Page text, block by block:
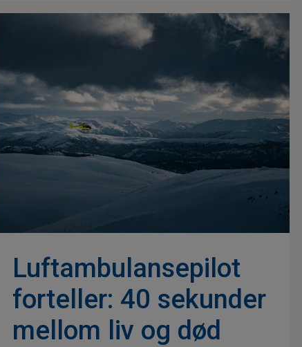
Luftambulansepilot
forteller: 40 sekunder
mellom liv og død